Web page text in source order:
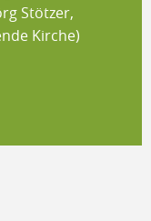
Stötzer,
Kirche)